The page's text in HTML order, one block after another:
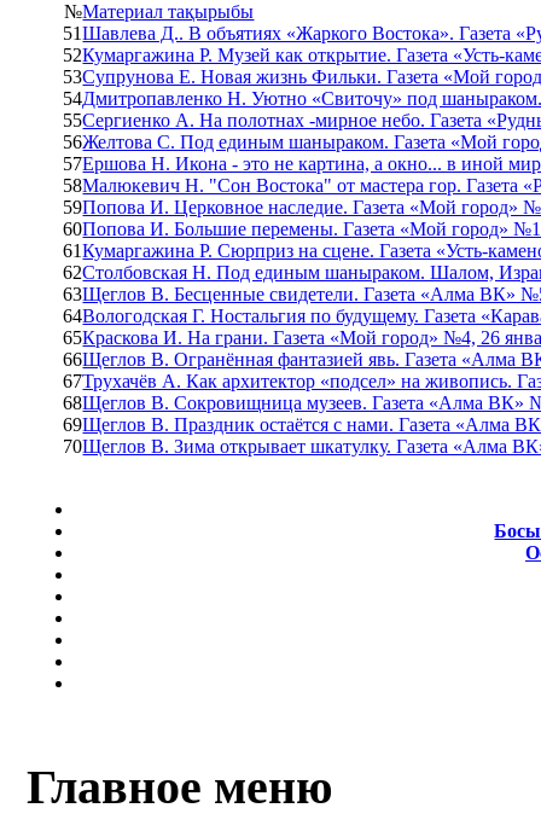
№Материал тақырыбы
51Шавлева Д.. В объятиях «Жаркого Востока». Газета
52Кумаргажина Р. Музей как открытие. Газета «Усть-
53Супрунова Е. Новая жизнь Фильки. Газета «Мой
54Дмитропавленко Н. Уютно «Свиточу» под
55Сергиенко А. На полотнах -мирное небо. Газета
56Желтова С. Под единым шаныраком. Газета «Мой
57Ершова Н. Икона - это не картина, а окно... в иной
58Малюкевич Н. "Сон Востока" от мастера гор. Газета
59Попова И. Церковное наследие. Газета «Мой город»
60Попова И. Большие перемены. Газета «Мой город»
61Кумаргажина Р. Сюрприз на сцене. Газета «Усть-
62Столбовская Н. Под единым шаныраком. Шалом,
63Щеглов В. Бесценные свидетели. Газета «Алма ВК»
64Вологодская Г. Ностальгия по будущему. Газета
65Краскова И. На грани. Газета «Мой город» №4, 26
66Щеглов В. Огранённая фантазией явь. Газета «Алма
67Трухачёв А. Как архитектор «подсел» на живопись.
68Щеглов В. Сокровищница музеев. Газета «Алма ВК»
69Щеглов В. Праздник остаётся с нами. Газета «Алма
70Щеглов В. Зима открывает шкатулку. Газета «Алма
Главное меню